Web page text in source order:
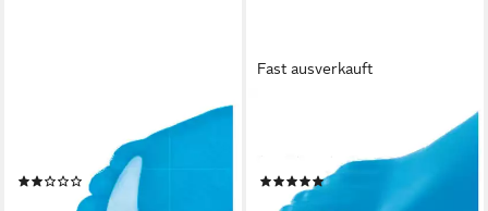
Einlegesohlen Hallufix softies
Hammerzehenpolster
(1)
Fast ausverkauft
Einlegesohlen Hallufix softies
Zehenspreizer
(1)
12,75 €